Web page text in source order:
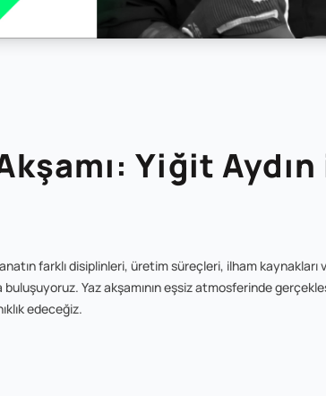
Yiğit
farklı disiplinleri, üretim süreçleri, ilham kaynakları
Yaz akşamının eşsiz atmosferinde
edeceğiz.